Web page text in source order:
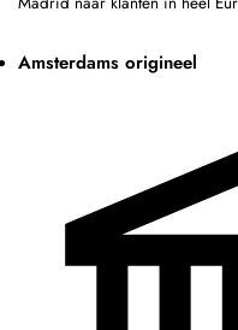
Amsterdams origineel